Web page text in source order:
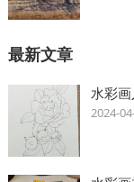
最新文章
水彩
2024-